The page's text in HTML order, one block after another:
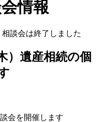
情報
談会は終了しました
）遺産相続の個
会を開催します